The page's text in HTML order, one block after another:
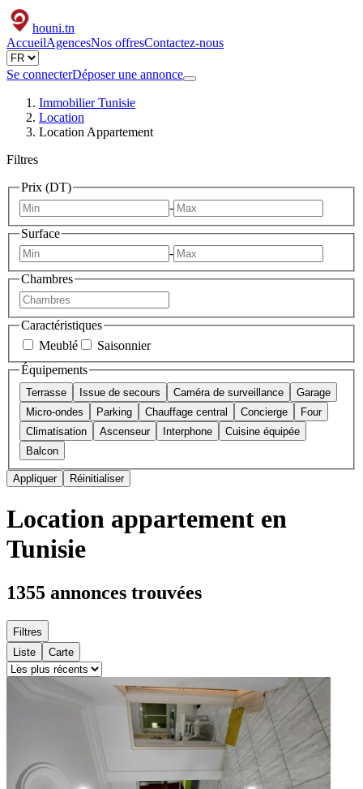
houni.tn
AccueilAgencesNos offresContactez-nous
Se connecterDéposer une annonce
Immobilier Tunisie
Location
Location Appartement
Filtres
Prix (DT)
-
Surface
-
Chambres
Caractéristiques
Meublé
Saisonnier
Équipements
Terrasse Issue de secours Caméra de surveillance
Garage
Micro-ondes
Parking Chauffage central Concierge
Four
Climatisation
Ascenseur Interphone
Cuisine équipée
Balcon
Appliquer Réinitialiser
Location appartement en
Tunisie
1355 annonces trouvées
Filtres
Liste
Carte